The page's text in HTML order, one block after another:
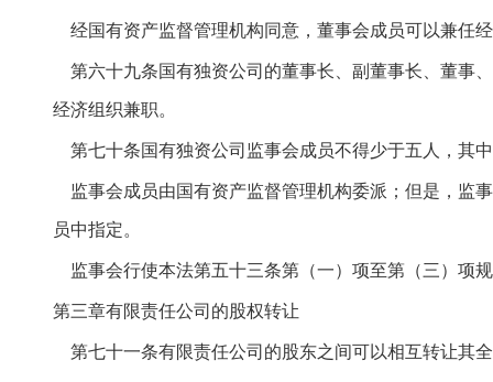
经国有资产监督管理机构同意，董事会成员可以兼任
第六十九条国有独资公司的董事长、副董事长、董事
经济组织兼职。
第七十条国有独资公司监事会成员不得少于五人，其
监事会成员由国有资产监督管理机构委派；但是，监
员中指定。
监事会行使本法第五十三条第（一）项至第（三）项
第三章有限责任公司的股权转让
第七十一条有限责任公司的股东之间可以相互转让其